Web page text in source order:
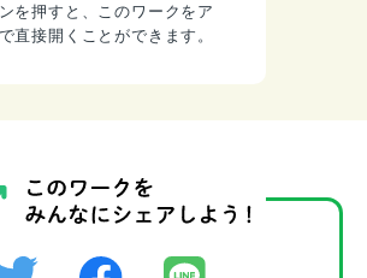
を押すと、このワークをア
直接開くことができます。